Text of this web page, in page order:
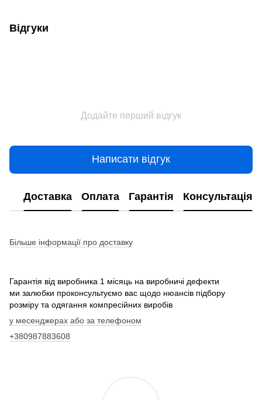
Відгуки
Додайте перший відгук
Написати відгук
Доставка Оплата Гарантія Консультація
Більше інформації про доставку
Гарантія від виробника 1 місяць на виробничі дефекти
ми залюбки проконсультуємо вас щодо нюансів підбору
розміру та одягання компресійних виробів
у месенджерах або за телефоном
+380987883608